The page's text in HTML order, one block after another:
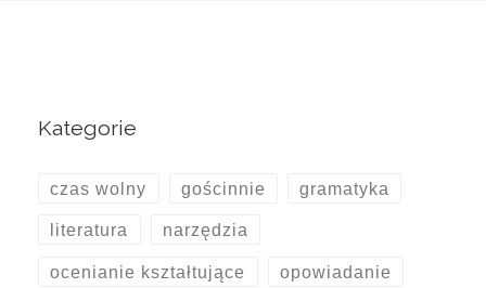
Kategorie
czas wolny gościnnie gramatyka
literatura narzędzia
ocenianie kształtujące opowiadanie